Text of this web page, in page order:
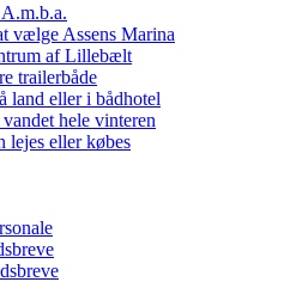
vælge Assens Marina
af Lillebælt
trailerbåde
land eller i bådhotel
hele vinteren
lejes eller købes